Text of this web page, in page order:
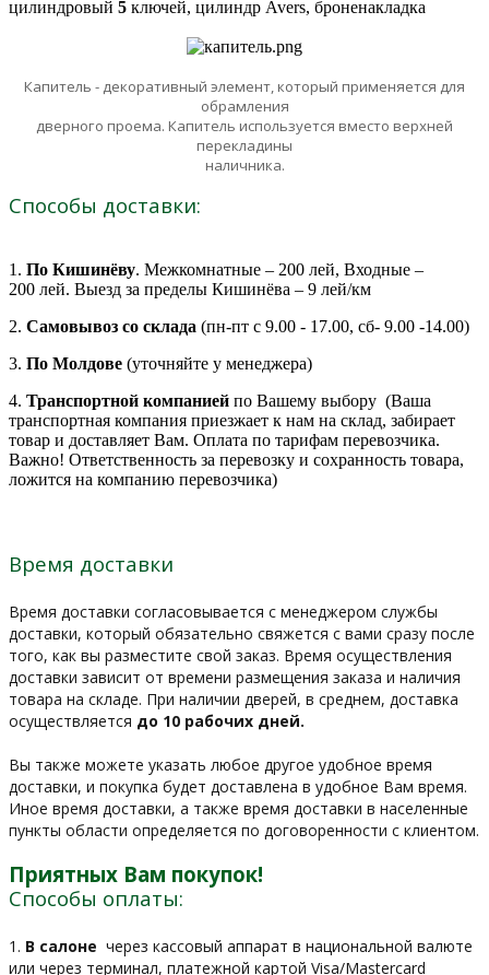
цилиндровый 5 ключей, цилиндр Avers, броненакладка
Капитель - декоративный элемент, который применяется для
обрамления
дверного проема. Капитель используется вместо верхней
перекладины
наличника.
Способы доставки:
1. По Кишинёву. Межкомнатные – 200 лей, Входные –
200 лей. Выезд за пределы Кишинёва – 9 лей/км
2. Самовывоз со склада (пн-пт с 9.00 - 17.00, сб- 9.00 -14.00)
3. По Молдове (уточняйте у менеджера)
4. Транспортной компанией по Вашему выбору (Ваша
транспортная компания приезжает к нам на склад, забирает
товар и доставляет Вам. Оплата по тарифам перевозчика.
Важно! Ответственность за перевозку и сохранность товара,
ложится на компанию перевозчика)
Время доставки
Время доставки согласовывается с менеджером службы
доставки, который обязательно свяжется с вами сразу после
того, как вы разместите свой заказ. Время осуществления
доставки зависит от времени размещения заказа и наличия
товара на складе. При наличии дверей, в среднем, доставка
осуществляется до 10 рабочих дней.
Вы также можете указать любое другое удобное время
доставки, и покупка будет доставлена в удобное Вам время.
Иное время доставки, а также время доставки в населенные
пункты области определяется по договоренности с клиентом.
Приятных Вам покупок!
Способы оплаты:
1. В салоне через кассовый аппарат в национальной валюте
или через терминал, платежной картой Visa/Mastercard